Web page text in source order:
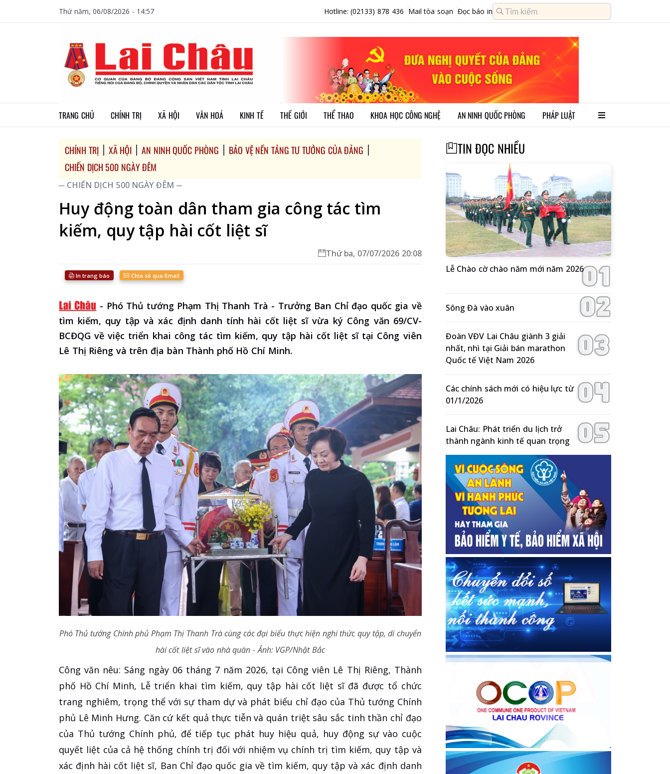
Thứ năm, 06/08/2026 - 14:57 Hotline: (02133) 878 436 Mail tòa soạn Đọc báo in
TRANG CHỦ CHÍNH TRỊ XÃ HỘI VĂN HOÁ KINH TẾ THẾ GIỚI THỂ THAO KHOA HỌC CÔNG NGHỆ AN NINH QUỐC PHÒNG PHÁP LUẬT
CHÍNH TRỊ XÃ HỘI AN NINH QUỐC PHÒNG
BẢO VỆ NỀN TẢNG TƯ TƯỞNG CỦA ĐẢNG
CHIẾN DỊCH 500 NGÀY ĐÊM
─ CHIẾN DỊCH 500 NGÀY ĐÊM ─
Huy động toàn dân tham gia công tác tìm
kiếm, quy tập hài cốt liệt sĩ
Thứ ba, 07/07/2026 20:08
In trang báo Chia sẻ qua Email
- Phó Thủ tướng Phạm Thị Thanh Trà - Trưởng Ban Chỉ đạo quốc gia về
tìm kiếm, quy tập và xác định danh tính hài cốt liệt sĩ vừa ký Công văn 69/CV-
BCĐQG về việc triển khai công tác tìm kiếm, quy tập hài cốt liệt sĩ tại Công viên
Lê Thị Riêng và trên địa bàn Thành phố Hồ Chí Minh.
Phó Thủ tướng Chính phủ Phạm Thị Thanh Trà cùng các đại biểu thực hiện nghi thức quy tập, di chuyển
hài cốt liệt sĩ vào nhà quàn - Ảnh: VGP/Nhật Bắc
Công văn nêu: Sáng ngày 06 tháng 7 năm 2026, tại Công viên Lê Thị Riêng, Thành
phố Hồ Chí Minh, Lễ triển khai tìm kiếm, quy tập hài cốt liệt sĩ đã được tổ chức
trang nghiêm, trọng thể với sự tham dự và phát biểu chỉ đạo của Thủ tướng Chính
phủ Lê Minh Hưng. Căn cứ kết quả thực tiễn và quán triệt sâu sắc tinh thần chỉ đạo
của Thủ tướng Chính phủ, để tiếp tục phát huy hiệu quả, huy động sự vào cuộc
quyết liệt của cả hệ thống chính trị đối với nhiệm vụ chính trị tìm kiếm, quy tập và
xác định hài cốt liệt sĩ, Ban Chỉ đạo quốc gia về tìm kiếm, quy tập và xác định danh
TIN ĐỌC NHIỀU
Lễ Chào cờ chào năm mới năm 2026
Sông Đà vào xuân
Đoàn VĐV Lai Châu giành 3 giải
nhất, nhì tại Giải bán marathon
Quốc tế Việt Nam 2026
Các chính sách mới có hiệu lực từ
01/1/2026
Lai Châu: Phát triển du lịch trở
thành ngành kinh tế quan trọng